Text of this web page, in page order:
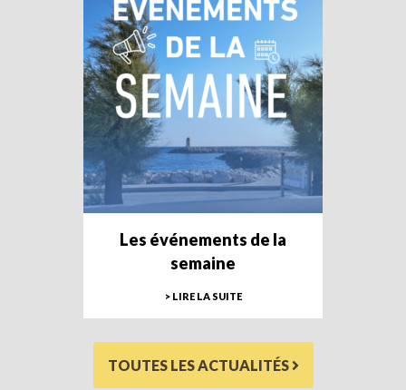
Les événements de la
semaine
> LIRE LA SUITE
TOUTES LES ACTUALITÉS